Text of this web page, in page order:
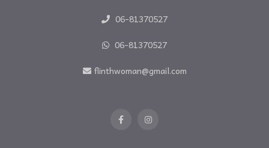
06-81370527
06-81370527
flinthwoman@gmail.com